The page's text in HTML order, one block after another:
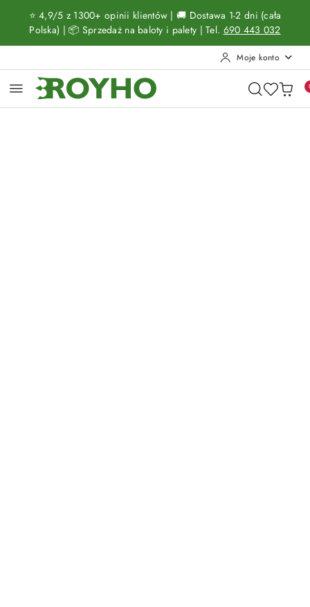
Przejdź do treści głównej
Przejdź do wyszukiwarki
Przejdź do moje konto
Przejdź do menu głównego
Przejdź do opisu produktu
Przejdź do stopki
⭐ 4,9/5 z 1300+ opinii klientów | 🚚 Dostawa 1-2 dni (cała
Polska) | 📦 Sprzedaż na baloty i palety | Tel. 690 443 032
Moje konto